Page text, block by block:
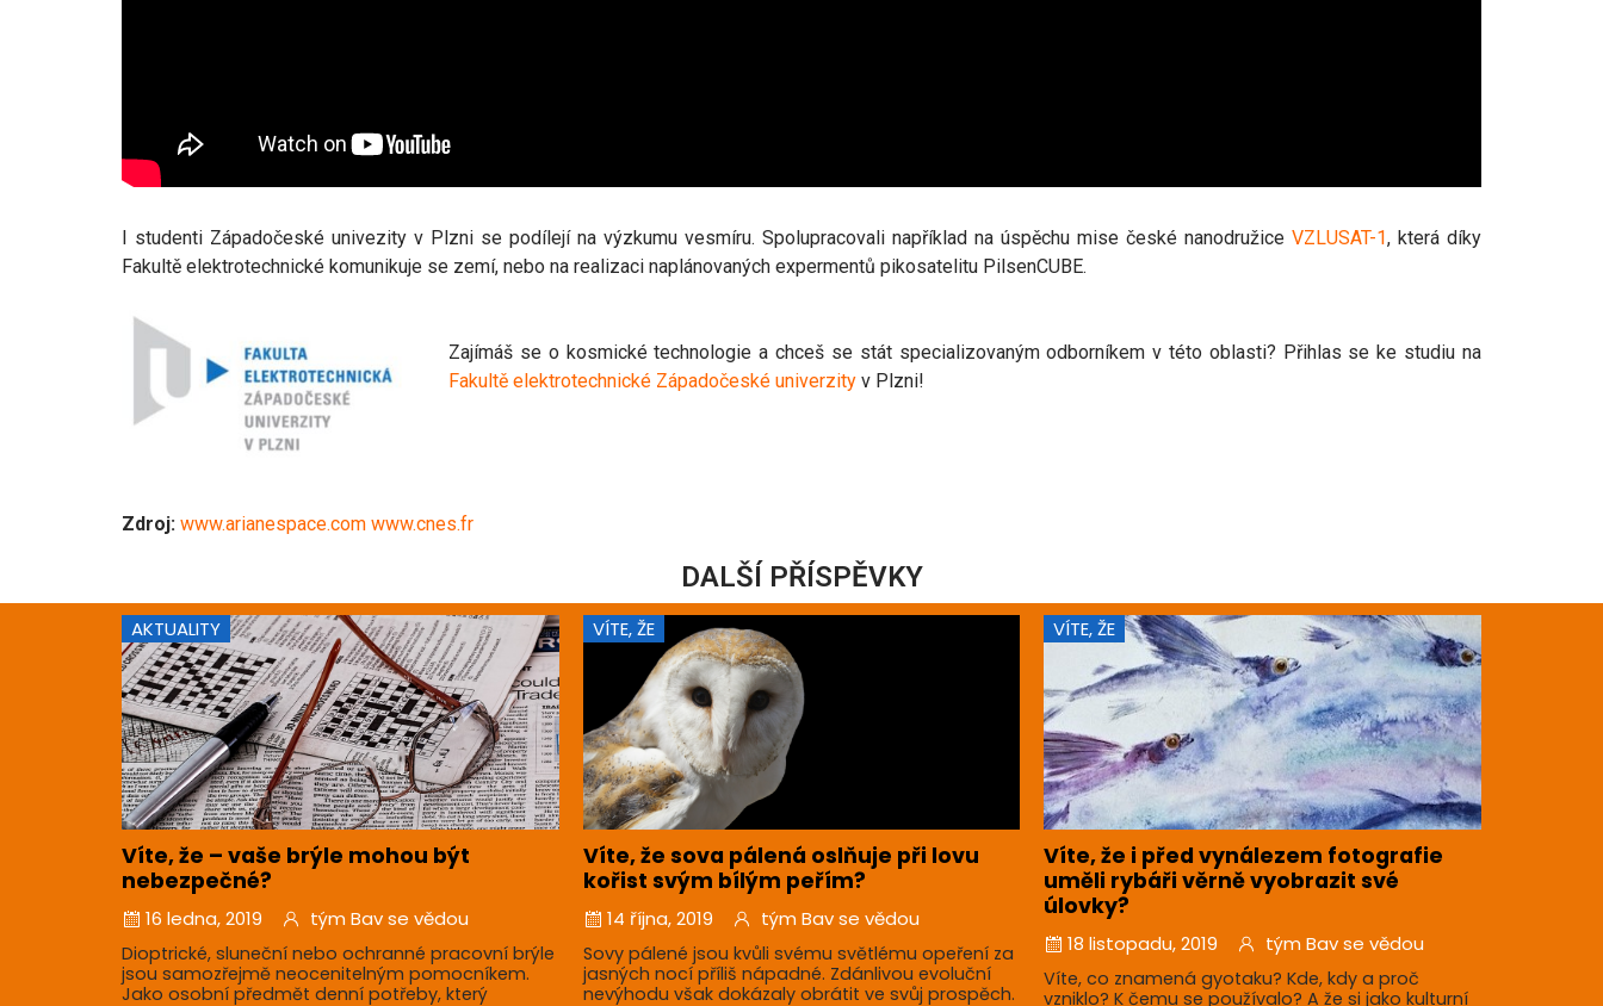
I studenti Západočeské univezity v Plzni se podílejí na výzkumu vesmíru. Spolupracovali například na úspěchu mise české nanodružice VZLUSAT-1, která díky
Fakultě elektrotechnické komunikuje se zemí, nebo na realizaci naplánovaných expermentů pikosatelitu PilsenCUBE.
Zajímáš se o kosmické technologie a chceš se stát specializovaným odborníkem v této oblasti? Přihlas se ke studiu na
Fakultě elektrotechnické Západočeské univerzity v Plzni!
Zdroj: www.arianespace.com www.cnes.fr
DALŠÍ PŘÍSPĚVKY
AKTUALITY
Víte, že – vaše brýle mohou být
nebezpečné?
16 ledna, 2019 tým Bav se vědou
Dioptrické, sluneční nebo ochranné pracovní brýle
jsou samozřejmě neocenitelným pomocníkem.
Jako osobní předmět denní potřeby, který
VÍTE, ŽE
Víte, že sova pálená oslňuje při lovu
kořist svým bílým peřím?
14 října, 2019 tým Bav se vědou
Sovy pálené jsou kvůli svému světlému opeření za
jasných nocí příliš nápadné. Zdánlivou evoluční
nevýhodu však dokázaly obrátit ve svůj prospěch.
VÍTE, ŽE
Víte, že i před vynálezem fotografie
uměli rybáři věrně vyobrazit své
úlovky?
18 listopadu, 2019 tým Bav se vědou
Víte, co znamená gyotaku? Kde, kdy a proč
vzniklo? K čemu se používalo? A že si jako kulturní